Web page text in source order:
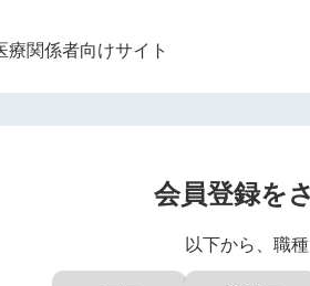
療関係者向けサイト
会員登録を
以下から、職